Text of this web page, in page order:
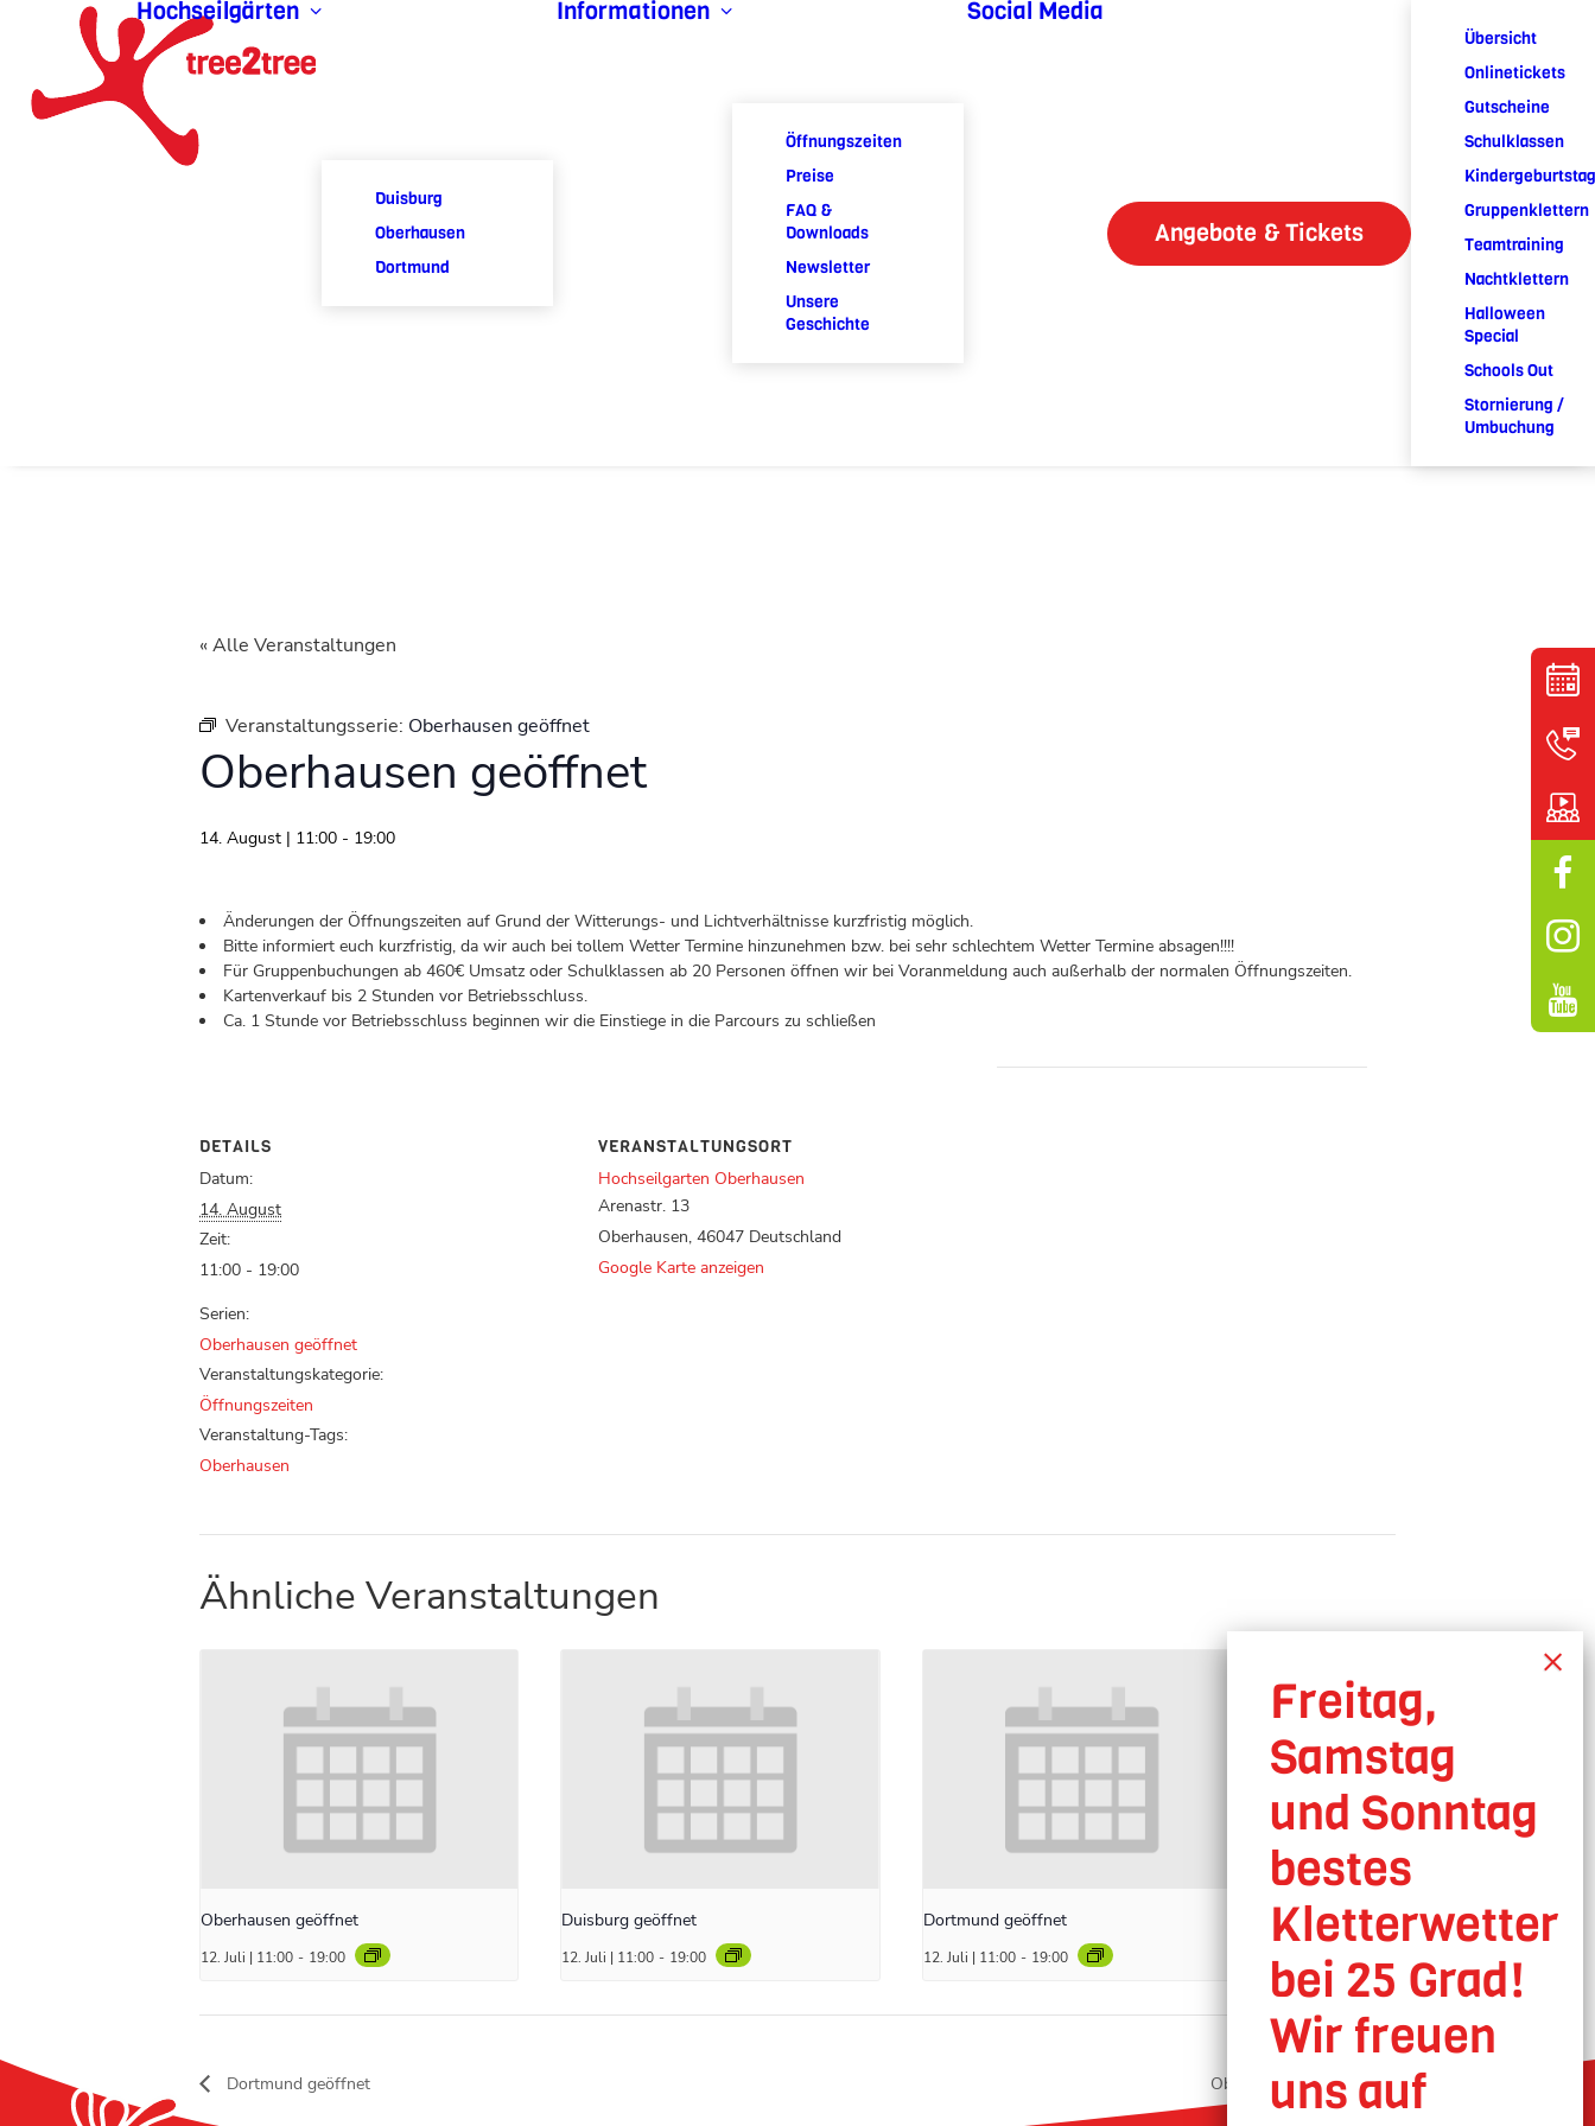
Hochseilgärten
Duisburg
Oberhausen
Dortmund
Informationen
Öffnungszeiten
Preise
FAQ &
Downloads
Newsletter
Unsere
Geschichte
Social Media
Angebote & Tickets
Übersicht
Onlinetickets
Gutscheine
Schulklassen
Kindergeburtstag
Gruppenklettern
Teamtraining
Nachtklettern
Halloween
Special
Schools Out
Stornierung /
Umbuchung
« Alle Veranstaltungen
Veranstaltungsserie: Oberhausen geöffnet
Oberhausen geöffnet
14. August | 11:00 - 19:00
Änderungen der Öffnungszeiten auf Grund der Witterungs- und Lichtverhältnisse kurzfristig möglich.
Bitte informiert euch kurzfristig, da wir auch bei tollem Wetter Termine hinzunehmen bzw. bei sehr schlechtem Wetter Termine absagen!!!!
Für Gruppenbuchungen ab 460€ Umsatz oder Schulklassen ab 20 Personen öffnen wir bei Voranmeldung auch außerhalb der normalen Öffnungszeiten.
Kartenverkauf bis 2 Stunden vor Betriebsschluss.
Ca. 1 Stunde vor Betriebsschluss beginnen wir die Einstiege in die Parcours zu schließen
DETAILS
Datum:
14. August
Zeit:
11:00 - 19:00
Serien:
Oberhausen geöffnet
Veranstaltungskategorie:
Öffnungszeiten
Veranstaltung-Tags:
Oberhausen
VERANSTALTUNGSORT
Hochseilgarten Oberhausen
Arenastr. 13
Oberhausen, 46047 Deutschland
Google Karte anzeigen
Ähnliche Veranstaltungen
Oberhausen geöffnet
12. Juli | 11:00 - 19:00
Duisburg geöffnet
12. Juli | 11:00 - 19:00
Dortmund geöffnet
12. Juli | 11:00 - 19:00
Dortmund geöffnet Oberhausen geöffnet